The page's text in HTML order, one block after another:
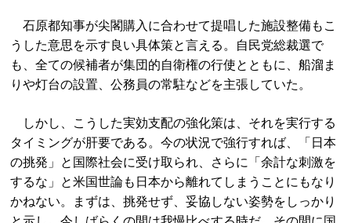
石原都知事が尖閣購入に合わせて提唱した施設整備もこ
うした意思を示す良い具体策と言える。自民党総裁選で
も、全ての候補者が集団的自衛権の行使とともに、船溜ま
りや灯台の設置、公務員の常駐などを主張していた。
しかし、こうした実効支配の強化策は、それを実行する
タイミングが肝要である。今の状況で強行すれば、「日本
の挑発」と国際社会に受け取られ、さらに「余計な刺激を
するな」と米国世論も日本から離れてしまうことにもなり
かねない。まずは、挑発せず、妥協しない姿勢をしっかり